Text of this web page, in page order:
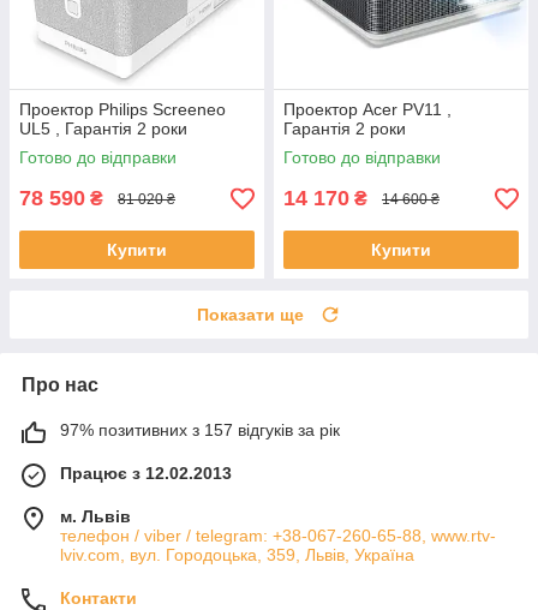
Проектор Philips Screeneo
UL5 , Гарантія 2 роки
Готово до відправки
78 590 ₴ 81 020 ₴
Купити
Проектор Acer PV11 ,
Гарантія 2 роки
Готово до відправки
14 170 ₴ 14 600 ₴
Купити
Показати ще
Про нас
97% позитивних з 157 відгуків за рік
Працює з 12.02.2013
м. Львів
телефон / viber / telegram: +38-067-260-65-88, www.rtv-
lviv.com, вул. Городоцька, 359, Львів, Україна
Контакти